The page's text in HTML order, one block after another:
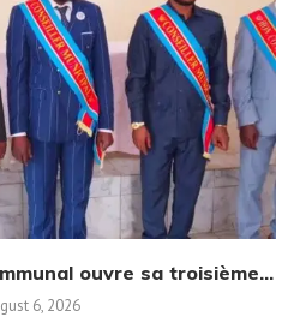
ouvre sa troisième...
6, 2026